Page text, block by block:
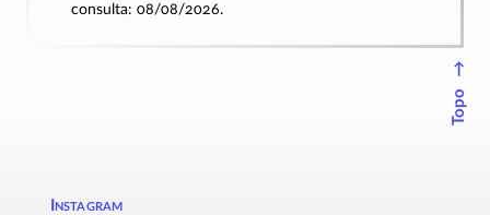
consulta: 08/08/2026.
↑
Topo
Instagram